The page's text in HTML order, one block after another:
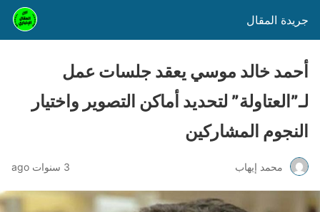
جريدة المقال
أحمد خالد موسي يعقد جلسات عمل
لـ”العتاولة” لتحديد أماكن التصوير واختيار
النجوم المشاركين
محمد إيهاب 3 سنوات ago